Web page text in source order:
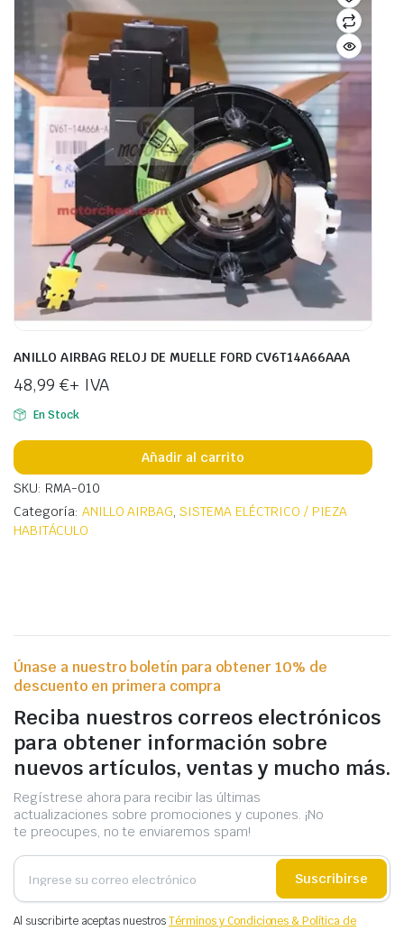
ANILLO AIRBAG RELOJ DE MUELLE FORD CV6T14A66AAA
48,99 €+ IVA
En Stock
Añadir al carrito
SKU: RMA-010
Categoría: ANILLO AIRBAG,SISTEMA ELÉCTRICO / PIEZA
HABITÁCULO
Únase a nuestro boletín para obtener 10% de
descuento en primera compra
Reciba nuestros correos electrónicos
para obtener información sobre
nuevos artículos, ventas y mucho más.
Regístrese ahora para recibir las últimas
actualizaciones sobre promociones y cupones. ¡No
te preocupes, no te enviaremos spam!
Suscribirse
Al suscribirte aceptas nuestrosTérminos y Condiciones & Política de